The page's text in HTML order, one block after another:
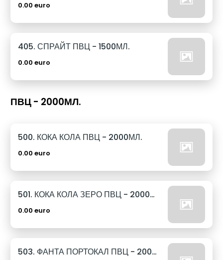
0.00 euro
405. СПРАЙТ ПВЦ - 1500МЛ.
0.00 euro
ПВЦ - 2000МЛ.
500. КОКА КОЛА ПВЦ - 2000МЛ.
0.00 euro
501. КОКА КОЛА ЗЕРО ПВЦ - 2000МЛ.
0.00 euro
503. ФАНТА ПОРТОКАЛ ПВЦ - 2000МЛ.